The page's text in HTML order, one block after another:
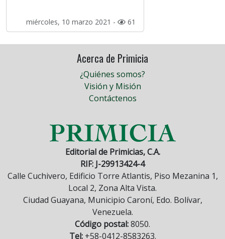
miércoles, 10 marzo 2021 - 61
Acerca de Primicia
¿Quiénes somos?
Visión y Misión
Contáctenos
Editorial de Primicias, C.A.
RIF: J-29913424-4
Calle Cuchivero, Edificio Torre Atlantis, Piso Mezanina 1,
Local 2, Zona Alta Vista.
Ciudad Guayana, Municipio Caroní, Edo. Bolívar,
Venezuela.
Código postal:8050.
Tel:+58-0412-8583263.